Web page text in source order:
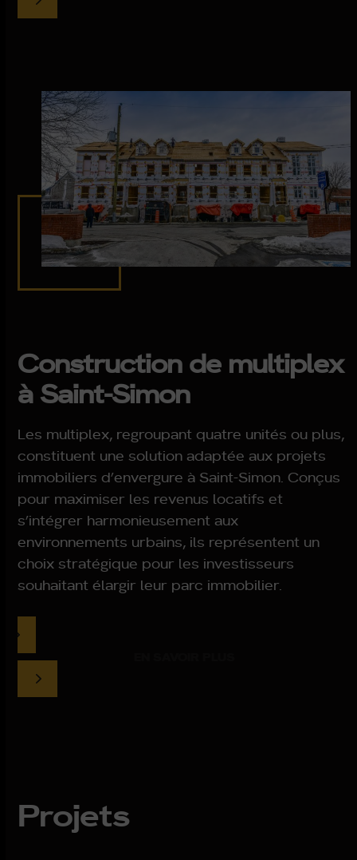
Construction de multiplex
à Saint-Simon
Les multiplex, regroupant quatre unités ou plus,
constituent une solution adaptée aux projets
immobiliers d’envergure à Saint-Simon. Conçus
pour maximiser les revenus locatifs et
s’intégrer harmonieusement aux
environnements urbains, ils représentent un
choix stratégique pour les investisseurs
souhaitant élargir leur parc immobilier.
Projets